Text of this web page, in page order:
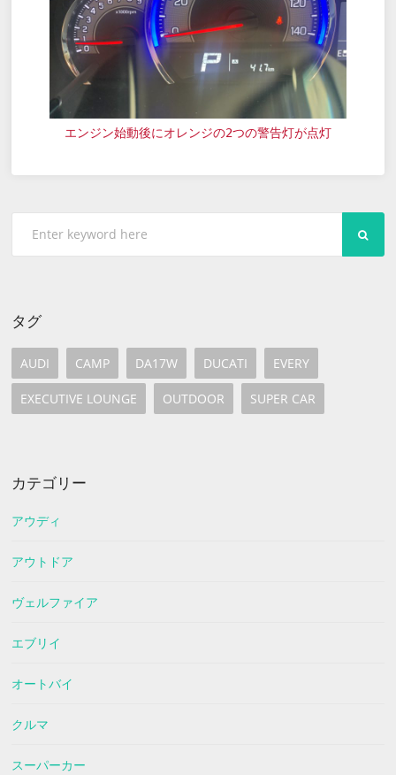
エンジン始動後にオレンジの2つの警告灯が点灯
タグ
AUDI CAMP DA17W DUCATI EVERY
EXECUTIVE LOUNGE OUTDOOR SUPER CAR
カテゴリー
アウディ
アウトドア
ヴェルファイア
エブリイ
オートバイ
クルマ
スーパーカー